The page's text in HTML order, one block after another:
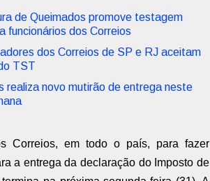
de Queimados promove testagem
funcionários dos Correios
dos Correios de SP e RJ aceitam
TST
realiza novo mutirão de entrega neste
Correios, em todo o país, para fazer
a entrega da declaração do Imposto de